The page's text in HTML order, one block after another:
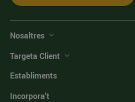
Nosaltres
Targeta Client
Establiments
Incorpora't